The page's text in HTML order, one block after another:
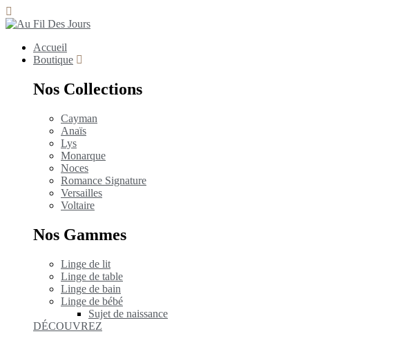
Accueil
Boutique
Nos Collections
Cayman
Anaïs
Lys
Monarque
Noces
Romance Signature
Versailles
Voltaire
Nos Gammes
Linge de lit
Linge de table
Linge de bain
Linge de bébé
Sujet de naissance
DÉCOUVREZ